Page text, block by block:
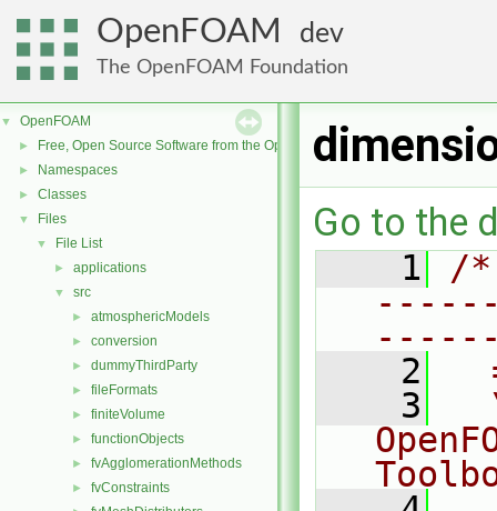
OpenFOAM dev
The OpenFOAM Foundation
▼ OpenFOAM
► Free, Open Source Software from the OpenFOAM Foundation
► Namespaces
► Classes
▼ Files
▼ File List
► applications
▼ src
► atmosphericModels
► conversion
► dummyThirdParty
► fileFormats
► finiteVolume
► functionObjects
► fvAgglomerationMethods
► fvConstraints
Go to the
    1
/
    2
    3